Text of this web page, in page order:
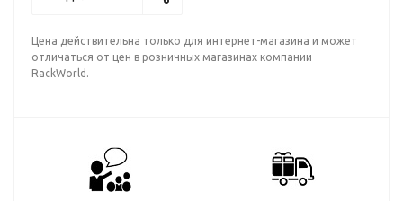
Цена действительна только для интернет-магазина и может
отличаться от цен в розничных магазинах компании
RackWorld.